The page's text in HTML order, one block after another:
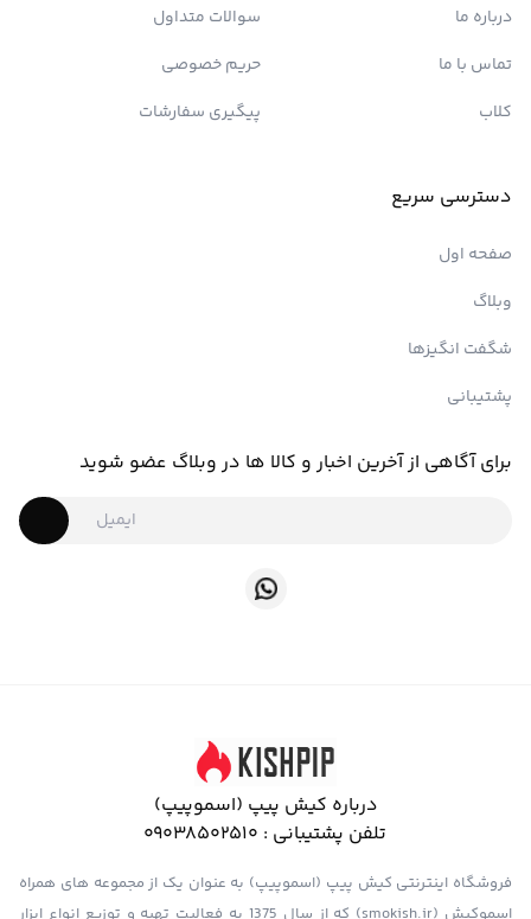
درباره ما
تماس با ما
کلاب
سوالات متداول
حریم خصوصی
پیگیری سفارشات
دسترسی سریع
صفحه اول
وبلاگ
شگفت انگیزها
پشتیبانی
برای آگاهی از آخرین اخبار و کالا ها در وبلاگ عضو شوید
درباره کیش پیپ (اسموپیپ)
تلفن پشتیبانی : 09038502510
فروشگاه اینترنتی کیش پیپ (اسموپیپ) به عنوان یک از مجموعه های همراه
اسموکیش (smokish.ir) که از سال 1375 به فعالیت تهیه و توزیع انواع ابزار